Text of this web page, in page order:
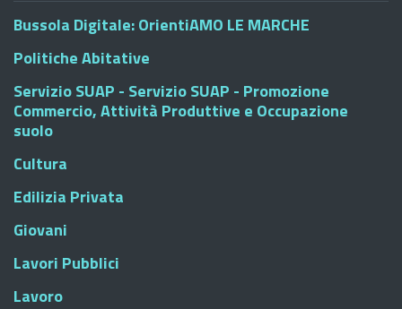
Bussola Digitale: OrientiAMO LE MARCHE
Politiche Abitative
Servizio SUAP - Servizio SUAP - Promozione
Commercio, Attività Produttive e Occupazione
suolo
Cultura
Edilizia Privata
Giovani
Lavori Pubblici
Lavoro